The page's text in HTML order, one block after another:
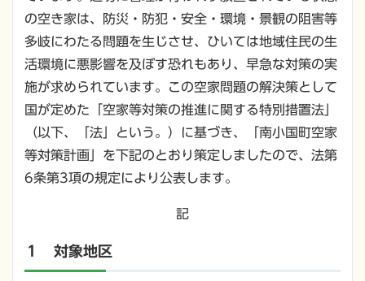
の空き家は、防災・防犯・安全・環境・景観の阻害等
多岐にわたる問題を生じさせ、ひいては地域住民の生
活環境に悪影響を及ぼす恐れもあり、早急な対策の実
施が求められています。この空家問題の解決策として
国が定めた「空家等対策の推進に関する特別措置法」
（以下、「法」という。）に基づき、「南小国町空家
等対策計画」を下記のとおり策定しましたので、法第
6条第3項の規定により公表します。
記
１ 対象地区